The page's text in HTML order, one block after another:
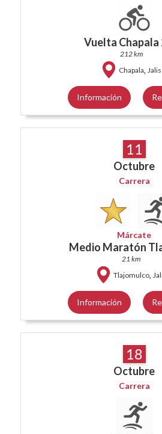
Vuelta Chapala
212 km
Chapala,
Información
11
Octubre
Carrera
Márcate
Medio Maratón
21 km
Tlajomulco,
Información
18
Octubre
Carrera